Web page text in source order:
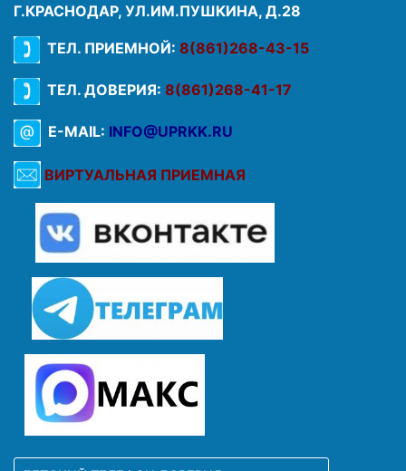
Г.КРАСНОДАР, УЛ.ИМ.ПУШКИНА, Д.28
ТЕЛ. ПРИЕМНОЙ: 8(861)268-43-15
ТЕЛ. ДОВЕРИЯ: 8(861)268-41-17
E-MAIL: INFO@UPRKK.RU
ВИРТУАЛЬНАЯ ПРИЕМНАЯ